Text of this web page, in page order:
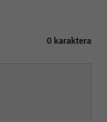
0 karaktera